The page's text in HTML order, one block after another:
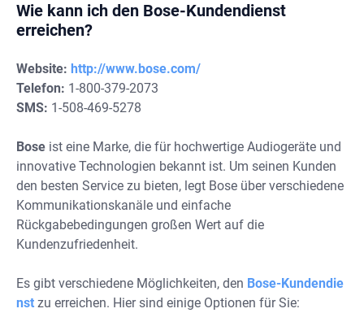
Wie kann ich den Bose-Kundendienst
erreichen?
Website: http://www.bose.com/
Telefon: 1-800-379-2073
SMS: 1-508-469-5278
Bose ist eine Marke, die für hochwertige Audiogeräte und
innovative Technologien bekannt ist. Um seinen Kunden
den besten Service zu bieten, legt Bose über verschiedene
Kommunikationskanäle und einfache
Rückgabebedingungen großen Wert auf die
Kundenzufriedenheit.
Es gibt verschiedene Möglichkeiten, den Bose-Kundendie
nst zu erreichen. Hier sind einige Optionen für Sie: